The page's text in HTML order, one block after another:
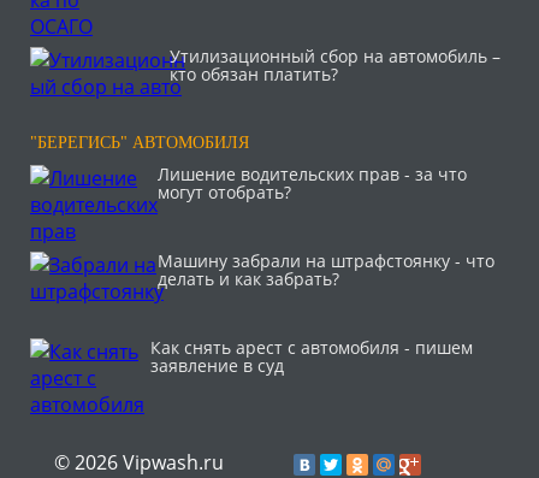
Утилизационный сбор на автомобиль –
кто обязан платить?
"БЕРЕГИСЬ" АВТОМОБИЛЯ
Лишение водительских прав - за что
могут отобрать?
Машину забрали на штрафстоянку - что
делать и как забрать?
Как снять арест с автомобиля - пишем
заявление в суд
© 2026 Vipwash.ru